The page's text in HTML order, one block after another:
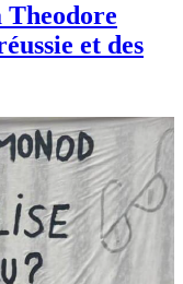
Theodore
et des